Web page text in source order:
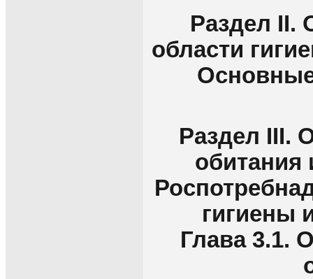
Раздел II.
области
Раздел III.
обитания
гигиены
Глава 3.1.